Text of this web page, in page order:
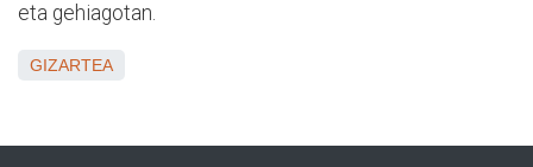
eta gehiagotan.
GIZARTEA